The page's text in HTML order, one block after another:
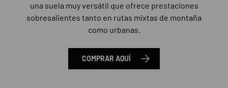
una suela muy versátil que ofrece prestaciones
sobresalientes tanto en rutas mixtas de montaña
como urbanas.
COMPRAR AQUÍ